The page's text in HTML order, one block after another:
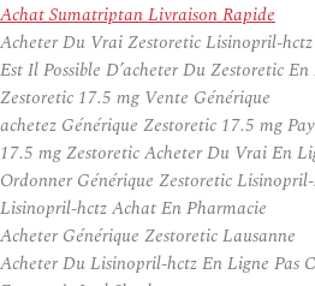
Achat Sumatriptan Livraison Rapide
Acheter Du Vrai Zestoretic Lisinopril-
Est Il Possible D’acheter Du Zestoretic
Zestoretic 17.5 mg Vente Générique
achetez Générique Zestoretic 17.5 mg
17.5 mg Zestoretic Acheter Du Vrai En
Ordonner Générique Zestoretic
Lisinopril-hctz Achat En Pharmacie
Acheter Générique Zestoretic Lausanne
Acheter Du Lisinopril-hctz En Ligne Pas